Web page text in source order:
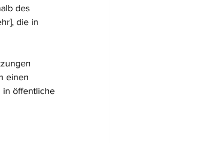
des
die in
einen
in öffentliche